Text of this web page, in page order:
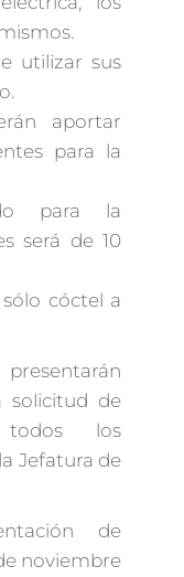
utilizar sus
aportar
para la
para la
será de 10
cóctel a
solicitud de
todos los
Jefatura de
de
noviembre